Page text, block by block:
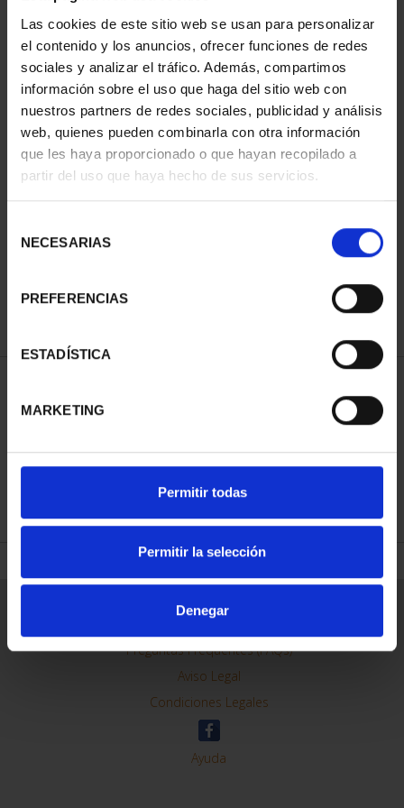
Las cookies de este sitio web se usan para personalizar
el contenido y los anuncios, ofrecer funciones de redes
sociales y analizar el tráfico. Además, compartimos
información sobre el uso que haga del sitio web con
nuestros partners de redes sociales, publicidad y análisis
web, quienes pueden combinarla con otra información
que les haya proporcionado o que hayan recopilado a
partir del uso que haya hecho de sus servicios.
NECESARIAS
PREFERENCIAS
ESTADÍSTICA
MARKETING
Permitir todas
Permitir la selección
Denegar
PATRIMONIO
NACIONAL I - EL
73,00 €
CAPITALES DE
PROVINCIA COLECCION
3.796,00 €
REFINAR
Información General
Contacto
Preguntas Frequentes (FAQs)
Aviso Legal
Condiciones Legales
Ayuda